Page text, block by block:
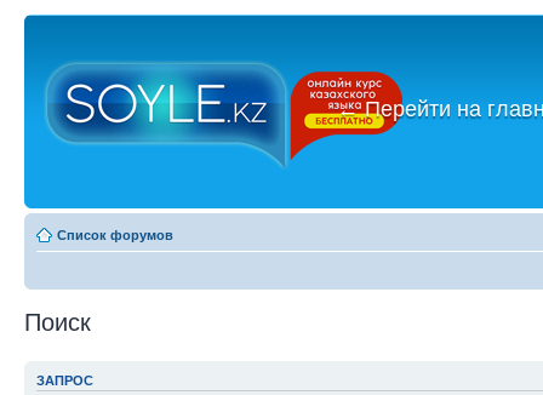
←Перейти на
Список форумов
Поиск
ЗАПРОС